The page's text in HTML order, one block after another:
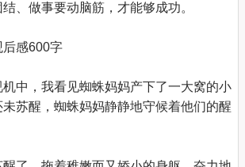
、做事要动脑筋，才能够成功。
后感600字
中，我看见蜘蛛妈妈产下了一大窝的小
苏醒，蜘蛛妈妈静静地守候着他们的醒